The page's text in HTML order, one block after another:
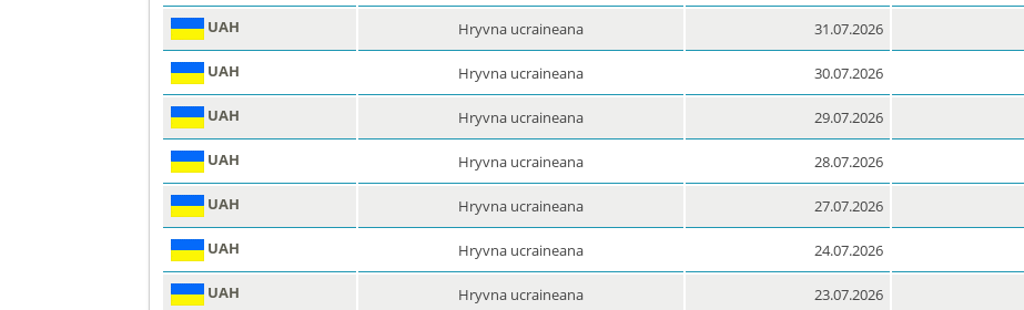
UAH Hryvna ucraineana 31.07.2026
UAH Hryvna ucraineana 30.07.2026
UAH Hryvna ucraineana 29.07.2026
UAH Hryvna ucraineana 28.07.2026
UAH Hryvna ucraineana 27.07.2026
UAH Hryvna ucraineana 24.07.2026
UAH Hryvna ucraineana 23.07.2026